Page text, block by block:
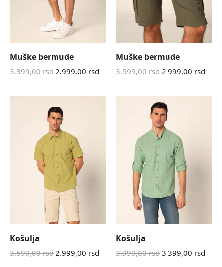
Muške bermude
3.399,00rsd 2.999,00 rsd
Muške bermude
3.599,00rsd 2.999,00 rsd
Košulja
3.599,00rsd 2.999,00 rsd
Košulja
3.999,00rsd 3.399,00 rsd